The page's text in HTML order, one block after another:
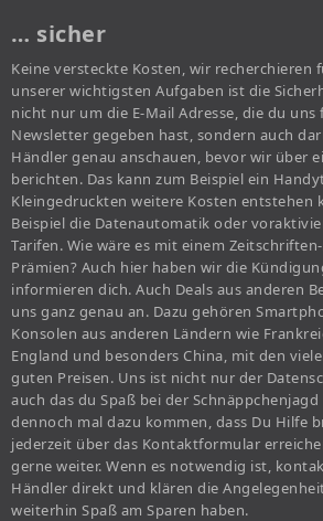
… sicher
Keine versteckte Kosten, wir recherchieren
unserer wichtigsten Aufgaben ist die
nicht nur um die E-Mail Adresse, die du uns
Newsletter gegeben hast, sondern auch
Händler genau anschauen, bevor wir über
berichten. Das kann zum Beispiel ein
Kleingedruckten weitere Kosten entstehen
Beispiel die Datenautomatik oder
Tarifen. Wie wäre es mit einem
Prämien? Auch hier haben wir die
informieren dich. Auch Deals aus anderen
uns ganz genau an. Dazu gehören
Konsolen aus anderen Ländern wie
England und besonders China, mit den
guten Preisen. Uns ist nicht nur der
auch das du Spaß bei der
dennoch mal dazu kommen, dass Du Hilfe
jederzeit über das Kontaktformular
gerne weiter. Wenn es notwendig ist,
Händler direkt und klären die
weiterhin Spaß am Sparen haben.